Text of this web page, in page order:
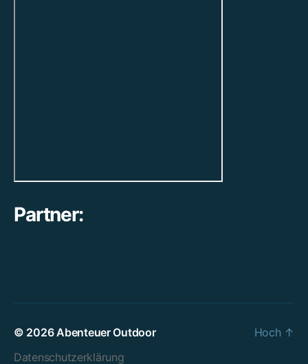
Partner:
© 2026 Abenteuer Outdoor
Datenschutzerklärung
Hoch ↑